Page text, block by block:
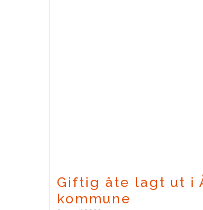
Giftig åte lagt ut i
kommune